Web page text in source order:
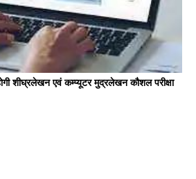
शीघ्रलेखन एवं कम्प्यूटर मुद्रलेखन कौशल परीक्षा